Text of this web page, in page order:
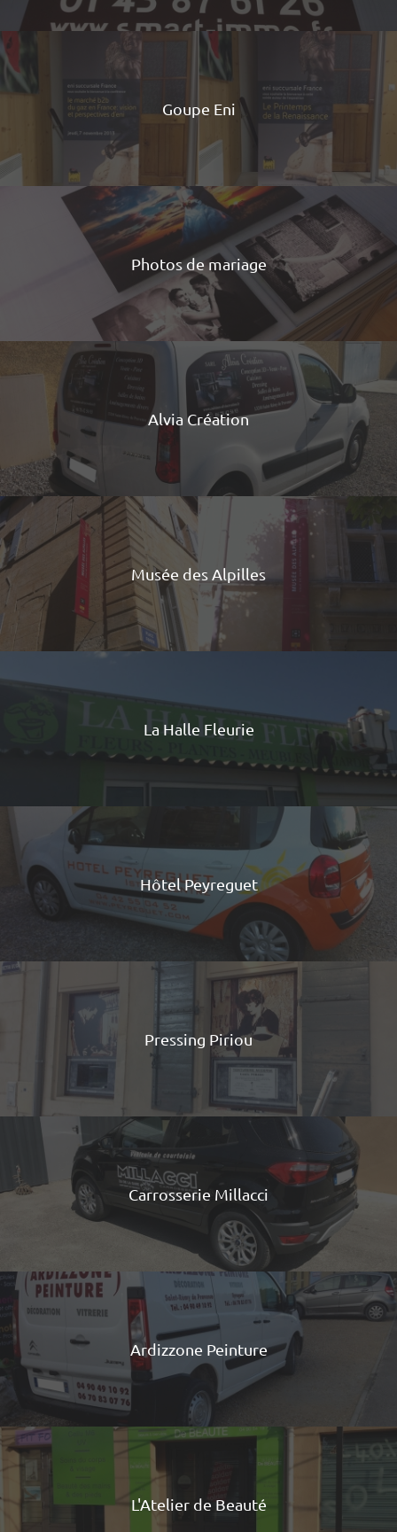
Goupe Eni
Photos de mariage
Alvia Création
Musée des Alpilles
La Halle Fleurie
Hôtel Peyreguet
Pressing Piriou
Carrosserie Millacci
Ardizzone Peinture
L'Atelier de Beauté